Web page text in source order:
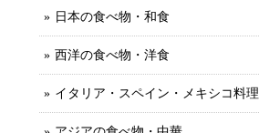
日本の食べ物・和食
西洋の食べ物・洋食
イタリア・スペイン・メキシコ料理